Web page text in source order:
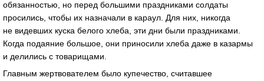
обязанностью, но перед большими праздниками солдаты
просились, чтобы их назначали в караул. Для них, никогда
не видевших куска белого хлеба, эти дни были праздниками.
Когда подаяние большое, они приносили хлеба даже в казармы
и делились с товарищами.
Главным жертвователем было купечество, считавшее